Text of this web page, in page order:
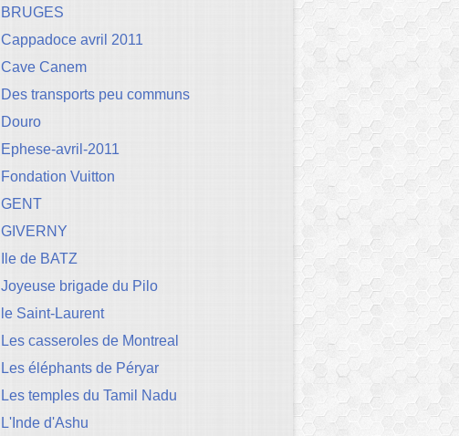
BRUGES
Cappadoce avril 2011
Cave Canem
Des transports peu communs
Douro
Ephese-avril-2011
Fondation Vuitton
GENT
GIVERNY
Ile de BATZ
Joyeuse brigade du Pilo
le Saint-Laurent
Les casseroles de Montreal
Les éléphants de Péryar
Les temples du Tamil Nadu
L'Inde d'Ashu